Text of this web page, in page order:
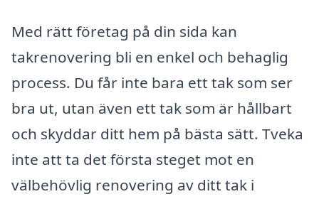
Med rätt företag på din sida kan
takrenovering bli en enkel och behaglig
process. Du får inte bara ett tak som ser
bra ut, utan även ett tak som är hållbart
och skyddar ditt hem på bästa sätt. Tveka
inte att ta det första steget mot en
välbehövlig renovering av ditt tak i